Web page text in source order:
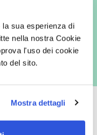
sua esperienza di
nella nostra Cookie
l'uso dei cookie
del sito.
Mostra dettagli
di comunicazioni
es. newsletter ed e-mail
tradizionali, quali ad